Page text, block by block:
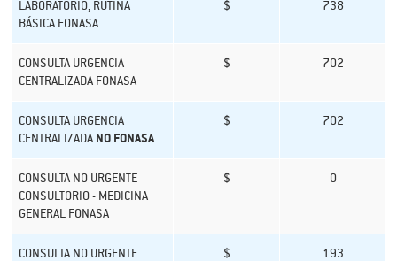
LABORATORIO, RUTINA
BÁSICA FONASA
$ 738
CONSULTA URGENCIA
CENTRALIZADA FONASA
$ 702
CONSULTA URGENCIA
CENTRALIZADA NO FONASA
$ 702
CONSULTA NO URGENTE
CONSULTORIO - MEDICINA
GENERAL FONASA
$ 0
CONSULTA NO URGENTE
$ 193